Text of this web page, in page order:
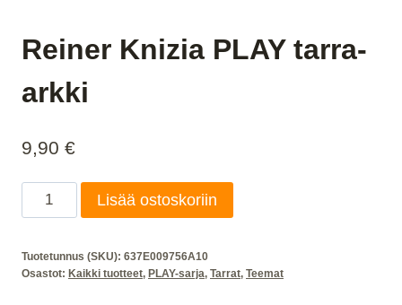
Reiner Knizia PLAY tarra-
arkki
9,90 €
Reiner
Knizia
tarra-
Lisää ostoskoriin
Tuotetunnus (SKU): 637E009756A10
Osastot: Kaikki tuotteet, PLAY-sarja, Tarrat, Teemat